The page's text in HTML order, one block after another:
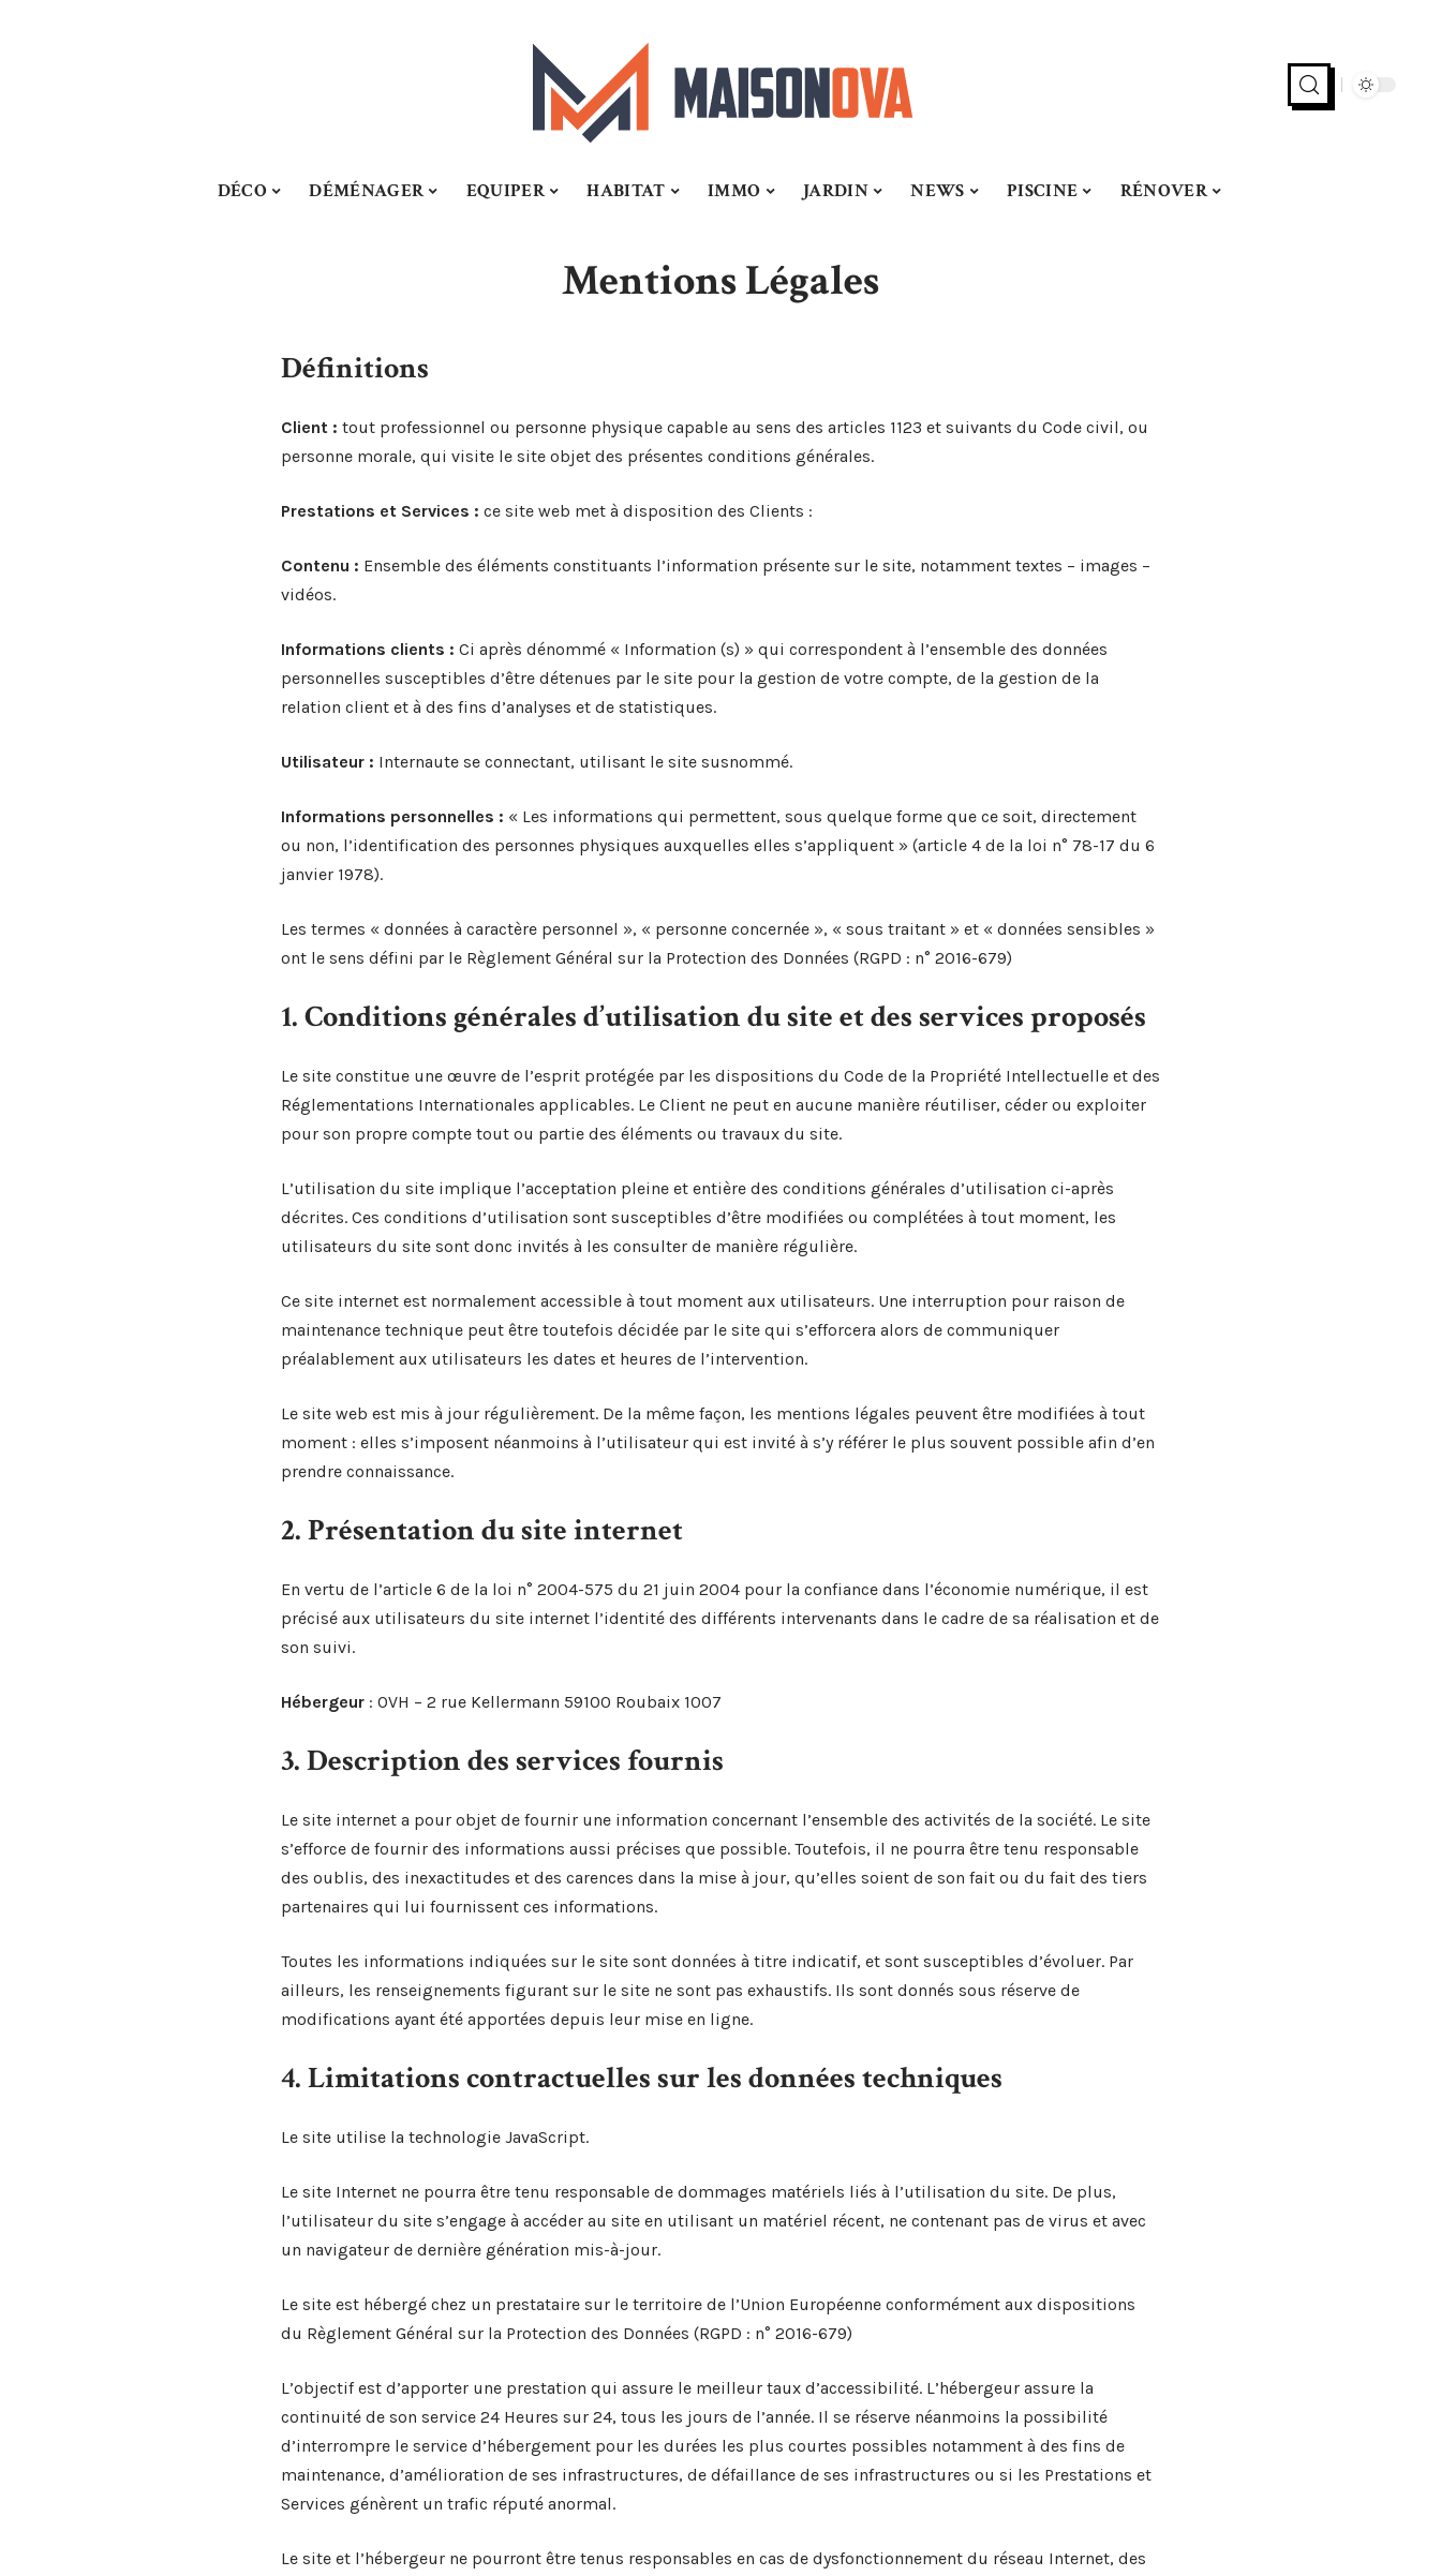
DÉCO DÉMÉNAGER EQUIPER HABITAT IMMO JARDIN NEWS PISCINE RÉNOVER
Mentions Légales
Définitions
Client : tout professionnel ou personne physique capable au sens des articles 1123 et suivants du Code civil, ou
personne morale, qui visite le site objet des présentes conditions générales.
Prestations et Services : ce site web met à disposition des Clients :
Contenu : Ensemble des éléments constituants l’information présente sur le site, notamment textes – images –
vidéos.
Informations clients : Ci après dénommé « Information (s) » qui correspondent à l’ensemble des données
personnelles susceptibles d’être détenues par le site pour la gestion de votre compte, de la gestion de la
relation client et à des fins d’analyses et de statistiques.
Utilisateur : Internaute se connectant, utilisant le site susnommé.
Informations personnelles : « Les informations qui permettent, sous quelque forme que ce soit, directement
ou non, l’identification des personnes physiques auxquelles elles s’appliquent » (article 4 de la loi n° 78-17 du 6
janvier 1978).
Les termes « données à caractère personnel », « personne concernée », « sous traitant » et « données sensibles »
ont le sens défini par le Règlement Général sur la Protection des Données (RGPD : n° 2016-679)
1. Conditions générales d’utilisation du site et des services proposés
Le site constitue une œuvre de l’esprit protégée par les dispositions du Code de la Propriété Intellectuelle et des
Réglementations Internationales applicables. Le Client ne peut en aucune manière réutiliser, céder ou exploiter
pour son propre compte tout ou partie des éléments ou travaux du site.
L’utilisation du site implique l’acceptation pleine et entière des conditions générales d’utilisation ci-après
décrites. Ces conditions d’utilisation sont susceptibles d’être modifiées ou complétées à tout moment, les
utilisateurs du site sont donc invités à les consulter de manière régulière.
Ce site internet est normalement accessible à tout moment aux utilisateurs. Une interruption pour raison de
maintenance technique peut être toutefois décidée par le site qui s’efforcera alors de communiquer
préalablement aux utilisateurs les dates et heures de l’intervention.
Le site web est mis à jour régulièrement. De la même façon, les mentions légales peuvent être modifiées à tout
moment : elles s’imposent néanmoins à l’utilisateur qui est invité à s’y référer le plus souvent possible afin d’en
prendre connaissance.
2. Présentation du site internet
En vertu de l’article 6 de la loi n° 2004-575 du 21 juin 2004 pour la confiance dans l’économie numérique, il est
précisé aux utilisateurs du site internet l’identité des différents intervenants dans le cadre de sa réalisation et de
son suivi.
Hébergeur : OVH – 2 rue Kellermann 59100 Roubaix 1007
3. Description des services fournis
Le site internet a pour objet de fournir une information concernant l’ensemble des activités de la société. Le site
s’efforce de fournir des informations aussi précises que possible. Toutefois, il ne pourra être tenu responsable
des oublis, des inexactitudes et des carences dans la mise à jour, qu’elles soient de son fait ou du fait des tiers
partenaires qui lui fournissent ces informations.
Toutes les informations indiquées sur le site sont données à titre indicatif, et sont susceptibles d’évoluer. Par
ailleurs, les renseignements figurant sur le site ne sont pas exhaustifs. Ils sont donnés sous réserve de
modifications ayant été apportées depuis leur mise en ligne.
4. Limitations contractuelles sur les données techniques
Le site utilise la technologie JavaScript.
Le site Internet ne pourra être tenu responsable de dommages matériels liés à l’utilisation du site. De plus,
l’utilisateur du site s’engage à accéder au site en utilisant un matériel récent, ne contenant pas de virus et avec
un navigateur de dernière génération mis-à-jour.
Le site est hébergé chez un prestataire sur le territoire de l’Union Européenne conformément aux dispositions
du Règlement Général sur la Protection des Données (RGPD : n° 2016-679)
L’objectif est d’apporter une prestation qui assure le meilleur taux d’accessibilité. L’hébergeur assure la
continuité de son service 24 Heures sur 24, tous les jours de l’année. Il se réserve néanmoins la possibilité
d’interrompre le service d’hébergement pour les durées les plus courtes possibles notamment à des fins de
maintenance, d’amélioration de ses infrastructures, de défaillance de ses infrastructures ou si les Prestations et
Services génèrent un trafic réputé anormal.
Le site et l’hébergeur ne pourront être tenus responsables en cas de dysfonctionnement du réseau Internet, des